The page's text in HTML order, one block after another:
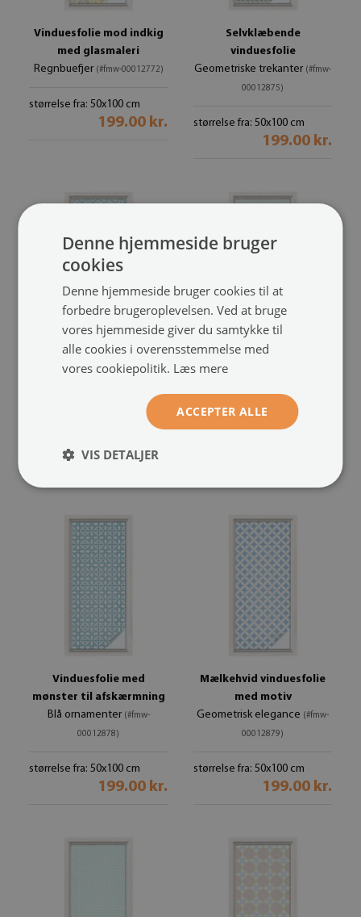
Vinduesfolie mod indkig
med glasmaleri
Regnbuefjer (#fmw-00012772)
størrelse fra: 50x100 cm
199.00 kr.
Selvklæbende
vinduesfolie
Geometriske trekanter (#fmw-
00012875)
størrelse fra: 50x100 cm
199.00 kr.
Dekorationsfolie til
vindue mod indkig
(#fmw-00012876)
Vinduesfolie mod indkig
med glasmaleri
Pastelsymmetri
00012877)
Vinduesfolie med
mønster til afskærmning
Blå ornamenter (#fmw-
00012878)
størrelse fra: 50x100 cm
199.00 kr.
Mælkehvid vinduesfolie
med motiv
Geometrisk elegance (#fmw-
00012879)
størrelse fra: 50x100 cm
199.00 kr.
Denne hjemmeside bruger
cookies
Denne hjemmeside bruger cookies til at
forbedre brugeroplevelsen. Ved at bruge
vores hjemmeside giver du samtykke til
alle cookies i overensstemmelse med
vores cookiepolitik. Læs mere
ACCEPTER ALLE
VIS DETALJER